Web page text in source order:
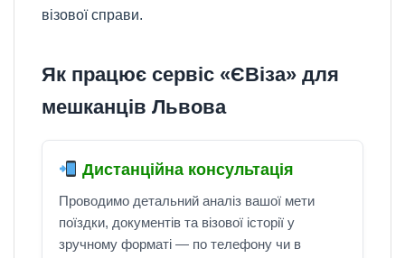
візової справи.
Як працює сервіс «ЄВіза» для
мешканців Львова
Дистанційна консультація
Проводимо детальний аналіз вашої мети
поїздки, документів та візової історії у
зручному форматі — по телефону чи в